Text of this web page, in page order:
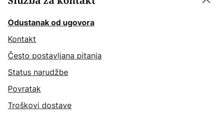
Odustanak od ugovora
Kontakt
Često postavljana pitanja
Status narudžbe
Povratak
Troškovi dostave